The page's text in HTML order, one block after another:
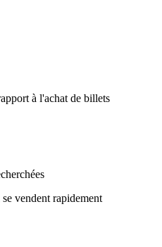
à l'achat de billets
vendent rapidement